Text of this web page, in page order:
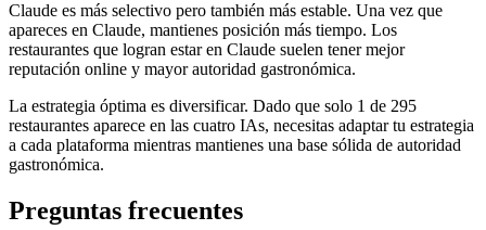
Claude es más selectivo pero también más estable. Una vez que
apareces en Claude, mantienes posición más tiempo. Los
restaurantes que logran estar en Claude suelen tener mejor
reputación online y mayor autoridad gastronómica.
La estrategia óptima es diversificar. Dado que solo 1 de 295
restaurantes aparece en las cuatro IAs, necesitas adaptar tu estrategia
a cada plataforma mientras mantienes una base sólida de autoridad
gastronómica.
Preguntas frecuentes